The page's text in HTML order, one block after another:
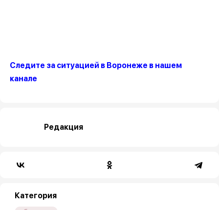
Следите за ситуацией в Воронеже в нашем
канале
Редакция
Категория